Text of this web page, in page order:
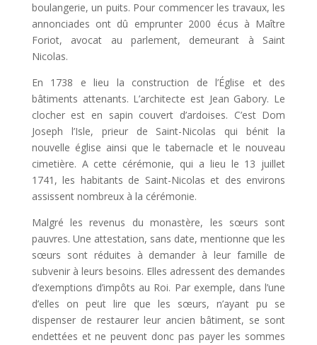
boulangerie, un puits. Pour commencer les travaux, les
annonciades ont dû emprunter 2000 écus à Maître
Foriot, avocat au parlement, demeurant à Saint
Nicolas.
En 1738 e lieu la construction de l’Église et des
bâtiments attenants. L’architecte est Jean Gabory. Le
clocher est en sapin couvert d’ardoises. C’est Dom
Joseph l’Isle, prieur de Saint-Nicolas qui bénit la
nouvelle église ainsi que le tabernacle et le nouveau
cimetière. A cette cérémonie, qui a lieu le 13 juillet
1741, les habitants de Saint-Nicolas et des environs
assissent nombreux à la cérémonie.
Malgré les revenus du monastère, les sœurs sont
pauvres. Une attestation, sans date, mentionne que les
sœurs sont réduites à demander à leur famille de
subvenir à leurs besoins. Elles adressent des demandes
d’exemptions d’impôts au Roi. Par exemple, dans l’une
d’elles on peut lire que les sœurs, n’ayant pu se
dispenser de restaurer leur ancien bâtiment, se sont
endettées et ne peuvent donc pas payer les sommes